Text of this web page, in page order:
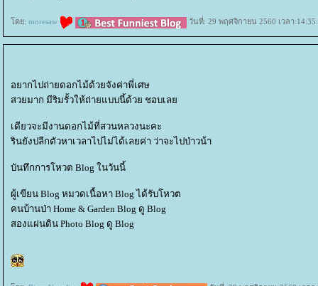
ดย: moresaw วันที่: 29 พฤศจิกายน 2560 เวลา
อยากไปถ่ายดอกไม้ด้วยจังค่าพี่เศษ
สวยมาก มีริมรั้วให้ถ่ายแบบนี้ด้วย ชอบเล
เดียวจะมีงานดอกไม้ที่สวนหลวงนะคะ
รินยังปลีกตัวหาเวลาไปไม่ได้เลยค่า ว่าจะไปป่าวน้า
บันทึกการโหวต Blog ในวันนี้
ผู้เขียน Blog หมวดเนื้อหา Blog ได้รับโหวต
คนบ้านป่า Home & Garden Blog ดู Blog
สองแผ่นดิน Photo Blog ดู Blog